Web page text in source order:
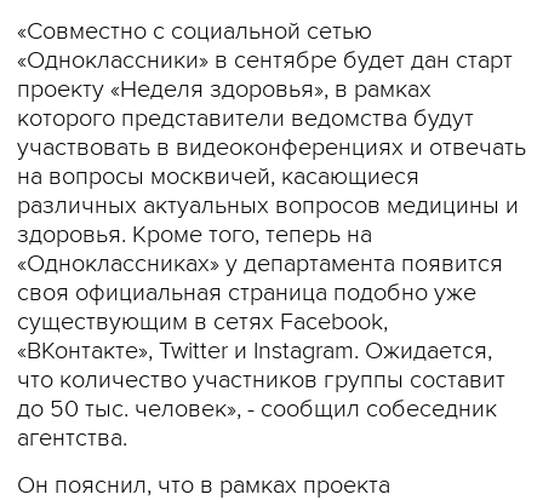
«Совместно с социальной сетью
«Одноклассники» в сентябре будет дан старт
проекту «Неделя здоровья», в рамках
которого представители ведомства будут
участвовать в видеоконференциях и отвечать
на вопросы москвичей, касающиеся
различных актуальных вопросов медицины и
здоровья. Кроме того, теперь на
«Одноклассниках» у департамента появится
своя официальная страница подобно уже
существующим в сетях Facebook,
«ВКонтакте», Twitter и Instagram. Ожидается,
что количество участников группы составит
до 50 тыс. человек», - сообщил собеседник
агентства.
Он пояснил, что в рамках проекта